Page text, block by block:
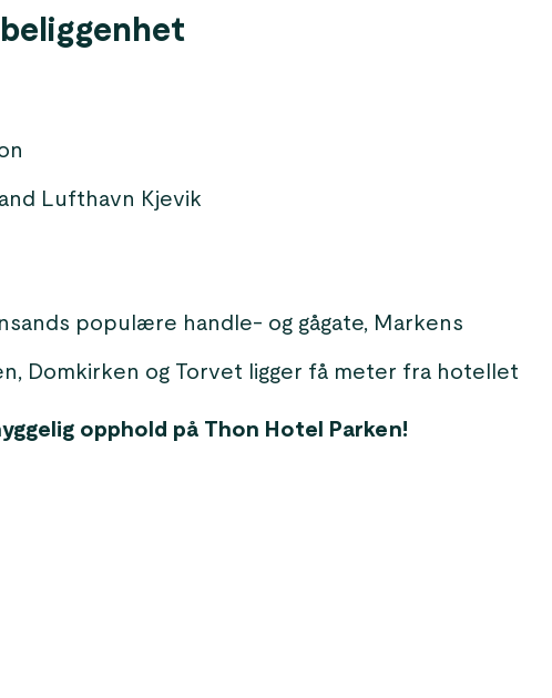
Lufthavn Kjevik
populære handle- og gågate, Markens
Domkirken og Torvet ligger få meter fra hotellet
opphold på Thon Hotel Parken!